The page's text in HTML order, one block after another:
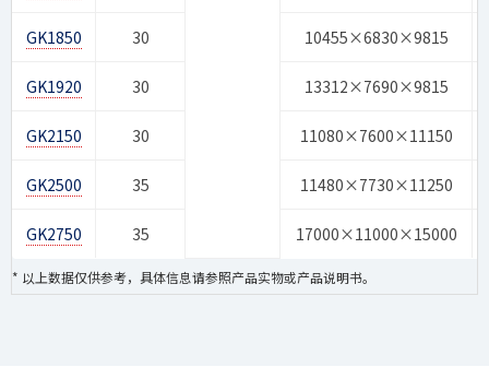
GK1850 30 10455×6830×9815
GK1920 30 13312×7690×9815
GK2150 30 11080×7600×11150
GK2500 35 11480×7730×11250
GK2750 35 17000×11000×15000
* 以上数据仅供参考，具体信息请参照产品实物或产品说明书。